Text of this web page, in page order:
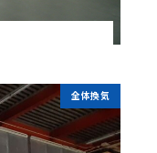
全体換気